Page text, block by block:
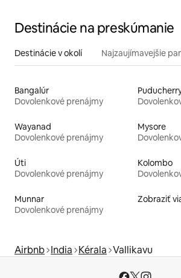
Destinácie na preskúmanie
Destinácie v okolí Najzaujímavejšie
Bangalúr
Dovolenkové prenájmy
Wayanad
Dovolenkové prenájmy
Mysore
Úti
Dovolenkové prenájmy
Kolombo
Munnar
Dovolenkové prenájmy
Zobraziť
Airbnb India Kérala Vallikavu